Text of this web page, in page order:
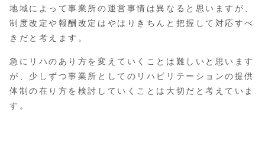
地域によって事業所の運営事情は異なると思いますが、
制度改定や報酬改定はやはりきちんと把握して対応すべ
きだと考えます。
急にリハのあり方を変えていくことは難しいと思います
が、少しずつ事業所としてのリハビリテーションの提供
体制の在り方を検討していくことは大切だと考えていま
す。